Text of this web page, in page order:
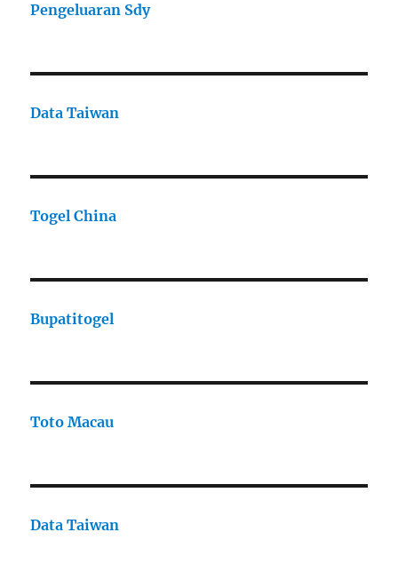
Pengeluaran Sdy
Data Taiwan
Togel China
Bupatitogel
Toto Macau
Data Taiwan